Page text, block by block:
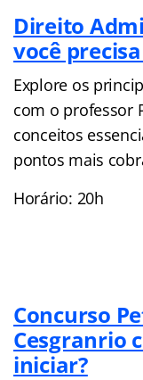
Direito
você
Explore os
com o professor
conceitos
pontos mais
Horário: 20h
Concurso
Cesgranrio
iniciar?